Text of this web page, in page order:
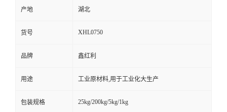
产地 湖北
货号 XHL0750
品牌 鑫红利
用途 工业原材料,用于工业化大生产
包装规格 25kg/200kg/5kg/1kg